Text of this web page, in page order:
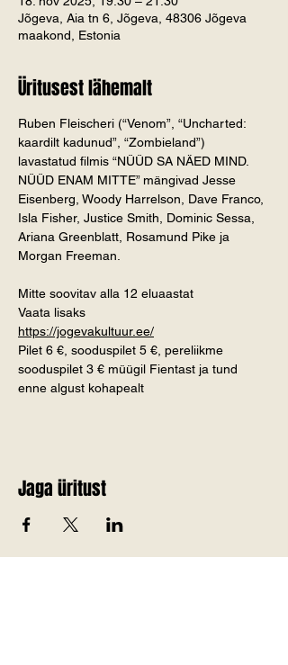
Jõgeva, Aia tn 6, Jõgeva, 48306 Jõgeva
maakond, Estonia
Üritusest lähemalt
Ruben Fleischeri (“Venom”, “Uncharted:
kaardilt kadunud”, “Zombieland”)
lavastatud filmis “NÜÜD SA NÄED MIND.
NÜÜD ENAM MITTE” mängivad Jesse
Eisenberg, Woody Harrelson, Dave Franco,
Isla Fisher, Justice Smith, Dominic Sessa,
Ariana Greenblatt, Rosamund Pike ja
Morgan Freeman.
Mitte soovitav alla 12 eluaastat
Vaata lisaks
https://jogevakultuur.ee/
Pilet 6 €, sooduspilet 5 €, pereliikme
sooduspilet 3 € müügil Fientast ja tund
enne algust kohapealt
Jaga üritust